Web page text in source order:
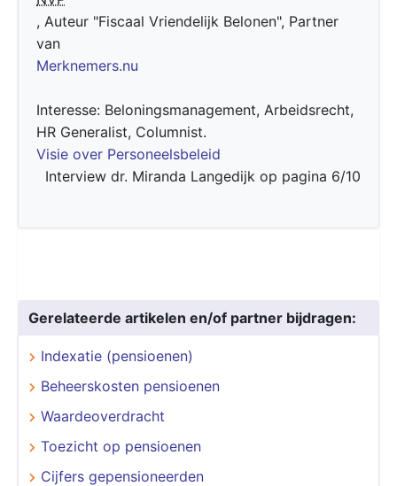
, Auteur "Fiscaal Vriendelijk Belonen", Partner
van
Merknemers.nu
Interesse: Beloningsmanagement, Arbeidsrecht,
HR Generalist, Columnist.
Visie over Personeelsbeleid
Interview dr. Miranda Langedijk op pagina 6/10
Gerelateerde artikelen en/of partner bijdragen:
Indexatie (pensioenen)
Beheerskosten pensioenen
Waardeoverdracht
Toezicht op pensioenen
Cijfers gepensioneerden